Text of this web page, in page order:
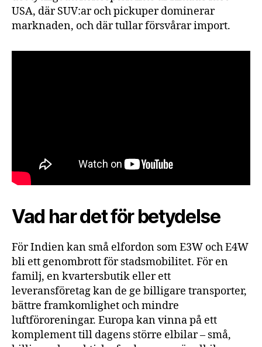
USA, där SUV:ar och pickuper dominerar
marknaden, och där tullar försvårar import.
Vad har det för betydelse
För Indien kan små elfordon som E3W och E4W
bli ett genombrott för stadsmobilitet. För en
familj, en kvartersbutik eller ett
leveransföretag kan de ge billigare transporter,
bättre framkomlighet och mindre
luftföroreningar. Europa kan vinna på ett
komplement till dagens större elbilar – små,